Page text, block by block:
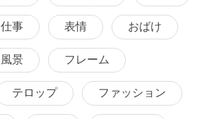
仕事 表情 おばけ
風景 フレーム
テロップ ファッション